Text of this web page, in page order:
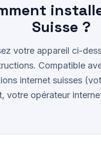
Suisse ?
votre appareil ci-
Compatible
internet suisses
votre opérateur